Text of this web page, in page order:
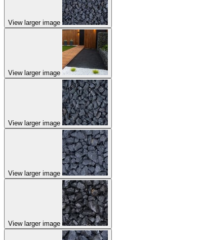
View larger image
View larger image
View larger image
View larger image
View larger image